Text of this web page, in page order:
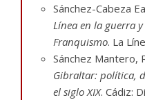
Sánchez-Cabeza
Línea en la guerra
Franquismo. La
Sánchez Mantero,
Gibraltar: política,
el siglo XIX. Cádiz: